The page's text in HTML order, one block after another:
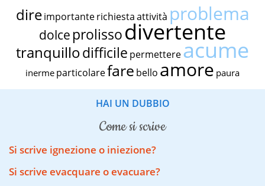
dire importante richiestaattività problema
dolce prolissodivertente
tranquillodifficile permettereacume
inerme particolarefare bello amore paura
HAI UN DUBBIO
come si scrive
Si scrive ignezione o iniezione?
Si scrive evacquare o evacuare?